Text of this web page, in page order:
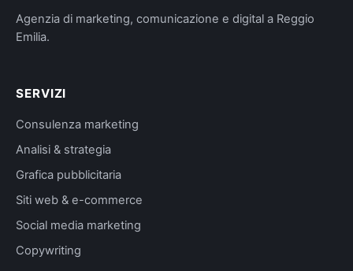
Agenzia di marketing, comunicazione e digital a Reggio
Emilia.
SERVIZI
Consulenza marketing
Analisi & strategia
Grafica pubblicitaria
Siti web & e-commerce
Social media marketing
Copywriting